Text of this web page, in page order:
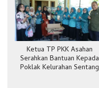
Ketua TP PKK Asahan
Serahkan Bantuan Kepada
Poklak Kelurahan Sentang